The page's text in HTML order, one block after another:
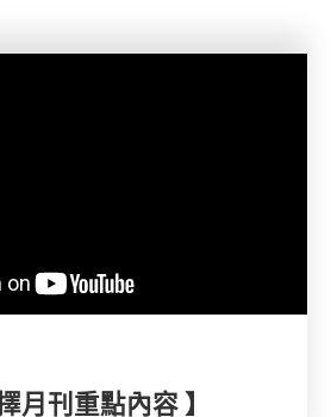
月刊重點內容 】